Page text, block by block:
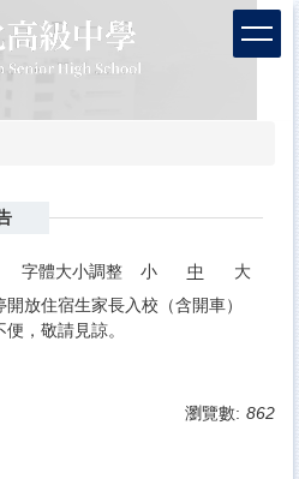
字體大小調整 小 中
大
放住宿生家長入校（含開車）
，敬請見諒。
瀏覽數: 862